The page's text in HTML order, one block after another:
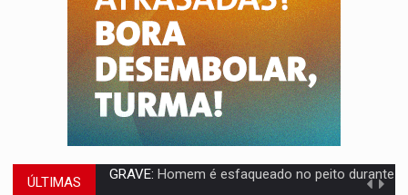
ÚLTIMAS VÍDEO:Denarc e Receita Federal apreendem 12 kg de skunk e arma que